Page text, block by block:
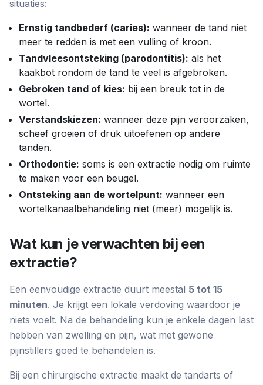
situaties:
Ernstig tandbederf (caries): wanneer de tand niet
meer te redden is met een vulling of kroon.
Tandvleesontsteking (parodontitis): als het
kaakbot rondom de tand te veel is afgebroken.
Gebroken tand of kies: bij een breuk tot in de
wortel.
Verstandskiezen: wanneer deze pijn veroorzaken,
scheef groeien of druk uitoefenen op andere
tanden.
Orthodontie: soms is een extractie nodig om ruimte
te maken voor een beugel.
Ontsteking aan de wortelpunt: wanneer een
wortelkanaalbehandeling niet (meer) mogelijk is.
Wat kun je verwachten bij een
extractie?
Een eenvoudige extractie duurt meestal 5 tot 15
minuten. Je krijgt een lokale verdoving waardoor je
niets voelt. Na de behandeling kun je enkele dagen last
hebben van zwelling en pijn, wat met gewone
pijnstillers goed te behandelen is.
Bij een chirurgische extractie maakt de tandarts of